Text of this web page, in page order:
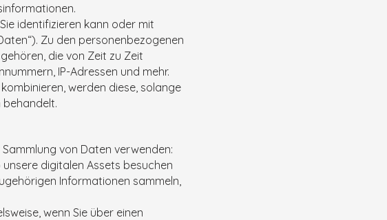
identifizieren kann oder mit
Zu den personenbezogenen
die von Zeit zu Zeit
IP-Adressen und mehr.
werden diese, solange
behandelt.
von Daten verwenden:
digitalen Assets besuchen
Informationen sammeln,
wenn Sie über einen